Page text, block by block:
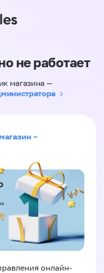
не работает
магазина —
–
онлайн-